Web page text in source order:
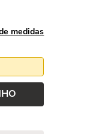
medidas